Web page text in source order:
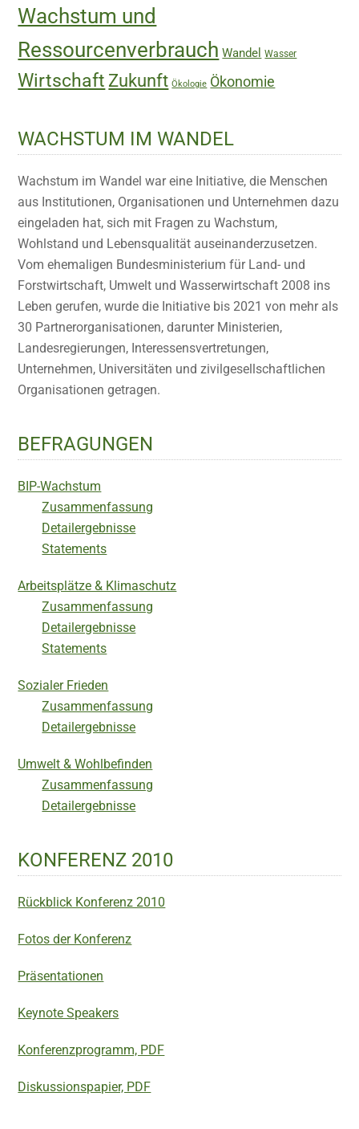
Wachstum und
Ressourcenverbrauch Wandel Wasser
Wirtschaft Zukunft Ökologie Ökonomie
WACHSTUM IM WANDEL
Wachstum im Wandel war eine Initiative, die Menschen
aus Institutionen, Organisationen und Unternehmen dazu
eingeladen hat, sich mit Fragen zu Wachstum,
Wohlstand und Lebensqualität auseinanderzusetzen.
Vom ehemaligen Bundesministerium für Land- und
Forstwirtschaft, Umwelt und Wasserwirtschaft 2008 ins
Leben gerufen, wurde die Initiative bis 2021 von mehr als
30 Partnerorganisationen, darunter Ministerien,
Landesregierungen, Interessensvertretungen,
Unternehmen, Universitäten und zivilgesellschaftlichen
Organisationen getragen.
BEFRAGUNGEN
BIP-Wachstum
Zusammenfassung
Detailergebnisse
Statements
Arbeitsplätze & Klimaschutz
Zusammenfassung
Detailergebnisse
Statements
Sozialer Frieden
Zusammenfassung
Detailergebnisse
Umwelt & Wohlbefinden
Zusammenfassung
Detailergebnisse
KONFERENZ 2010
Rückblick Konferenz 2010
Fotos der Konferenz
Präsentationen
Keynote Speakers
Konferenzprogramm, PDF
Diskussionspapier, PDF